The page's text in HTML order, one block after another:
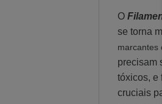
O
se torna
marcantes
precisam
tóxicos, e
cruciais